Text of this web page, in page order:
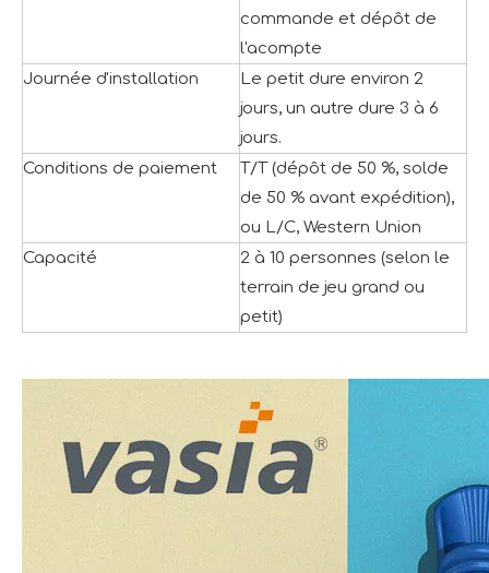
commande et dépôt de
l'acompte
Journée d'installation
Le petit dure environ 2
jours, un autre dure 3 à 6
jours.
Conditions de paiement
T/T (dépôt de 50 %, solde
de 50 % avant expédition),
ou L/C, Western Union
Capacité
2 à 10 personnes (selon le
terrain de jeu grand ou
petit)